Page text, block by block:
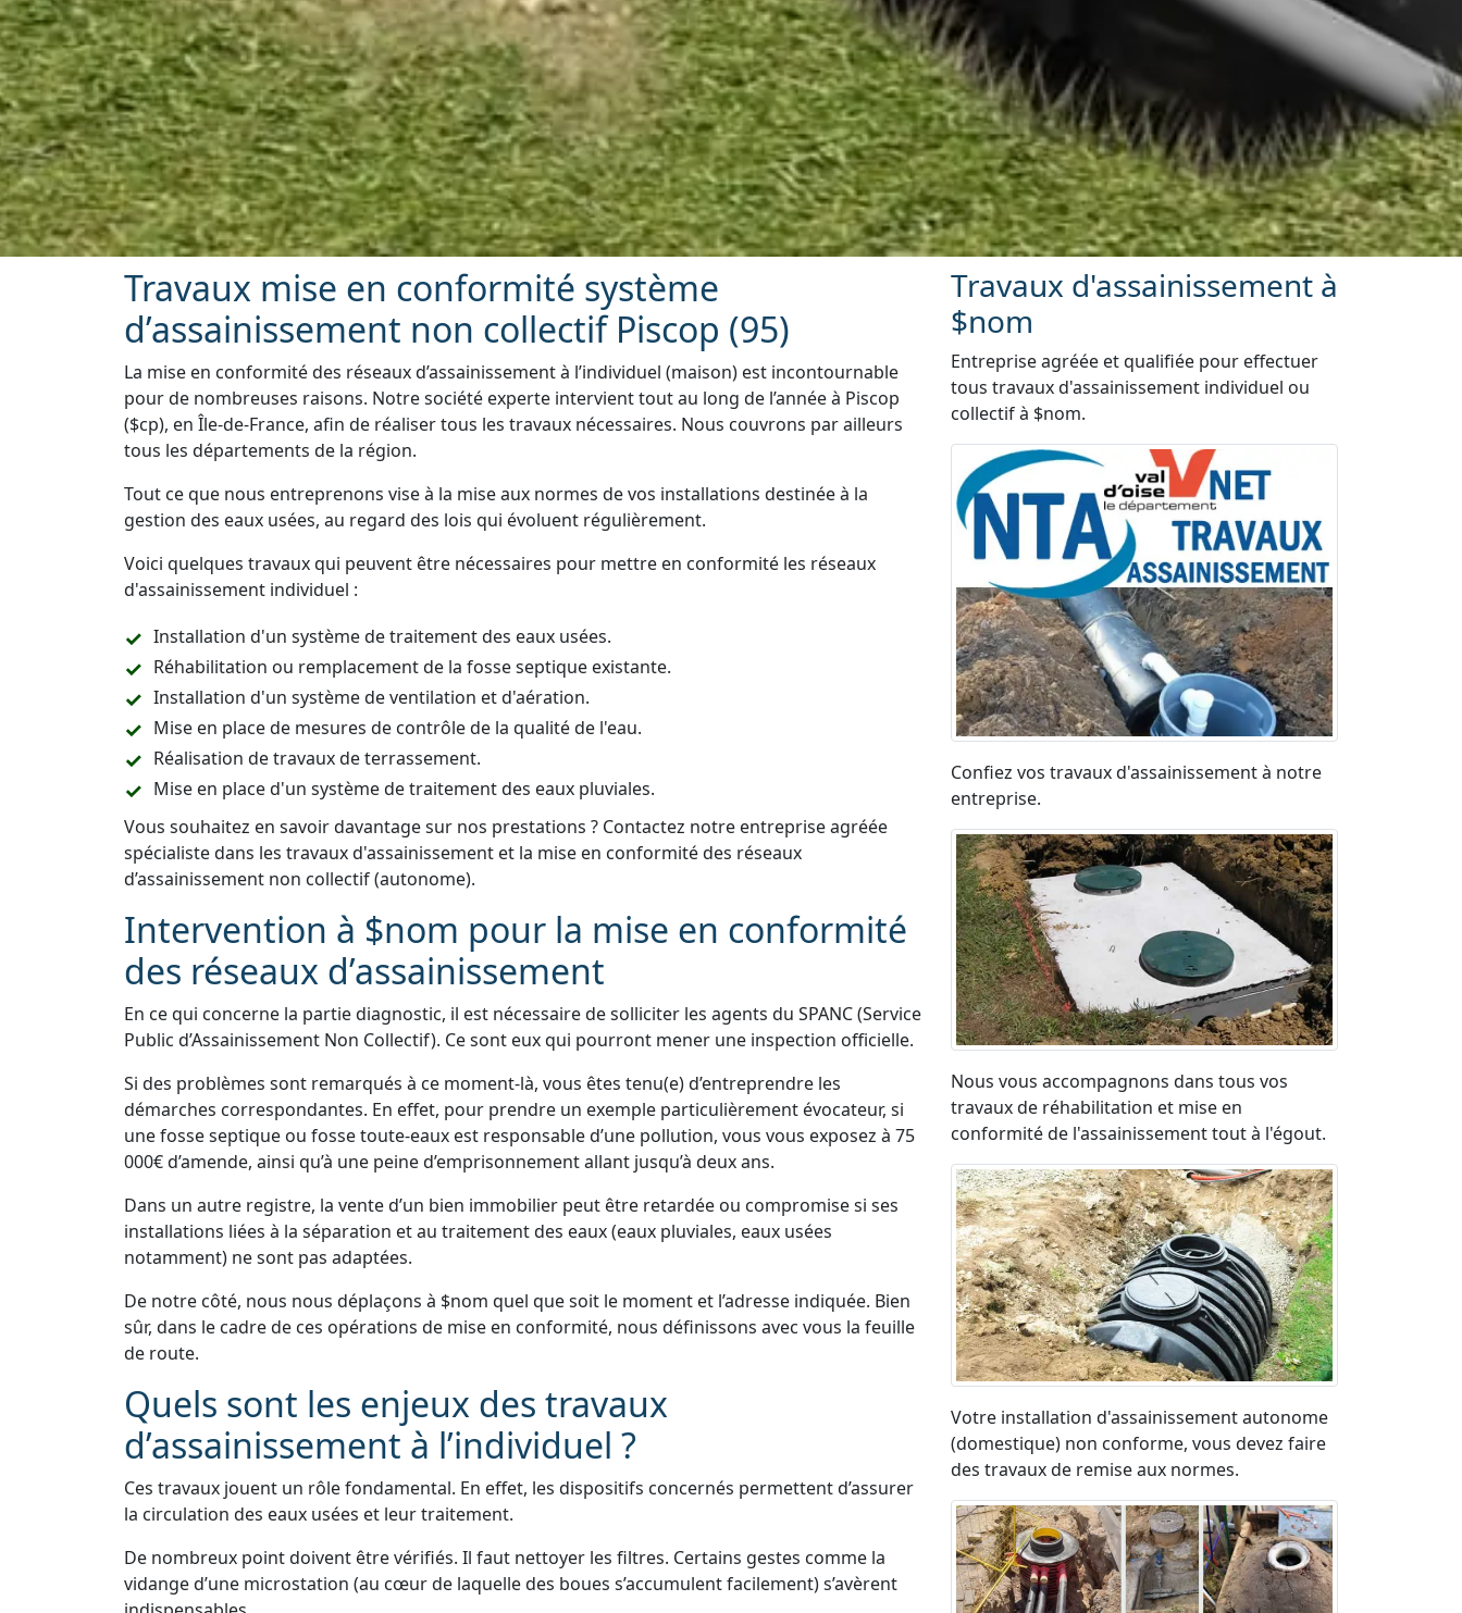
Travaux mise en conformité système
d’assainissement non collectif Piscop (95)
La mise en conformité des réseaux d’assainissement à l’individuel (maison) est incontournable
pour de nombreuses raisons. Notre société experte intervient tout au long de l’année à Piscop
($cp), en Île-de-France, afin de réaliser tous les travaux nécessaires. Nous couvrons par ailleurs
tous les départements de la région.
Tout ce que nous entreprenons vise à la mise aux normes de vos installations destinée à la
gestion des eaux usées, au regard des lois qui évoluent régulièrement.
Voici quelques travaux qui peuvent être nécessaires pour mettre en conformité les réseaux
d'assainissement individuel :
Installation d'un système de traitement des eaux usées.
Réhabilitation ou remplacement de la fosse septique existante.
Installation d'un système de ventilation et d'aération.
Mise en place de mesures de contrôle de la qualité de l'eau.
Réalisation de travaux de terrassement.
Mise en place d'un système de traitement des eaux pluviales.
Vous souhaitez en savoir davantage sur nos prestations ? Contactez notre entreprise agréée
spécialiste dans les travaux d'assainissement et la mise en conformité des réseaux
d’assainissement non collectif (autonome).
Intervention à $nom pour la mise en conformité
des réseaux d’assainissement
En ce qui concerne la partie diagnostic, il est nécessaire de solliciter les agents du SPANC (Service
Public d’Assainissement Non Collectif). Ce sont eux qui pourront mener une inspection officielle.
Si des problèmes sont remarqués à ce moment-là, vous êtes tenu(e) d’entreprendre les
démarches correspondantes. En effet, pour prendre un exemple particulièrement évocateur, si
une fosse septique ou fosse toute-eaux est responsable d’une pollution, vous vous exposez à 75
000€ d’amende, ainsi qu’à une peine d’emprisonnement allant jusqu’à deux ans.
Dans un autre registre, la vente d’un bien immobilier peut être retardée ou compromise si ses
installations liées à la séparation et au traitement des eaux (eaux pluviales, eaux usées
notamment) ne sont pas adaptées.
De notre côté, nous nous déplaçons à $nom quel que soit le moment et l’adresse indiquée. Bien
sûr, dans le cadre de ces opérations de mise en conformité, nous définissons avec vous la feuille
de route.
Quels sont les enjeux des travaux
d’assainissement à l’individuel ?
Ces travaux jouent un rôle fondamental. En effet, les dispositifs concernés permettent d’assurer
la circulation des eaux usées et leur traitement.
De nombreux point doivent être vérifiés. Il faut nettoyer les filtres. Certains gestes comme la
vidange d’une microstation (au cœur de laquelle des boues s’accumulent facilement) s’avèrent
Travaux d'assainissement à
$nom
Entreprise agréée et qualifiée pour effectuer
tous travaux d'assainissement individuel ou
collectif à $nom.
Confiez vos travaux d'assainissement à notre
entreprise.
Nous vous accompagnons dans tous vos
travaux de réhabilitation et mise en
conformité de l'assainissement tout à l'égout.
Votre installation d'assainissement autonome
(domestique) non conforme, vous devez faire
des travaux de remise aux normes.